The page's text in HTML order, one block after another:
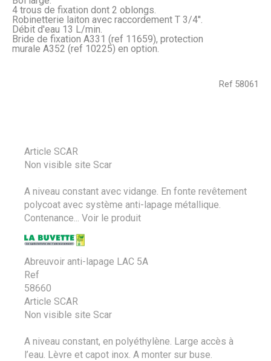
Ref 58061
4 trous de fixation dont 2 oblongs.
Robinetterie laiton avec raccordement T 3/4''.
Débit d'eau 13 L/min.
Bride de fixation A331 (ref 11659), protection
murale A352 (ref 10225) en option.
Article SCAR
Non visible site Scar
A niveau constant avec vidange. En fonte revêtement
polycoat avec système anti-lapage métallique.
Contenance...
Voir le produit
Abreuvoir anti-lapage LAC 5A
Ref
58660
Article SCAR
Non visible site Scar
A niveau constant, en polyéthylène. Large accès à
l’eau. Lèvre et capot inox. A monter sur buse.